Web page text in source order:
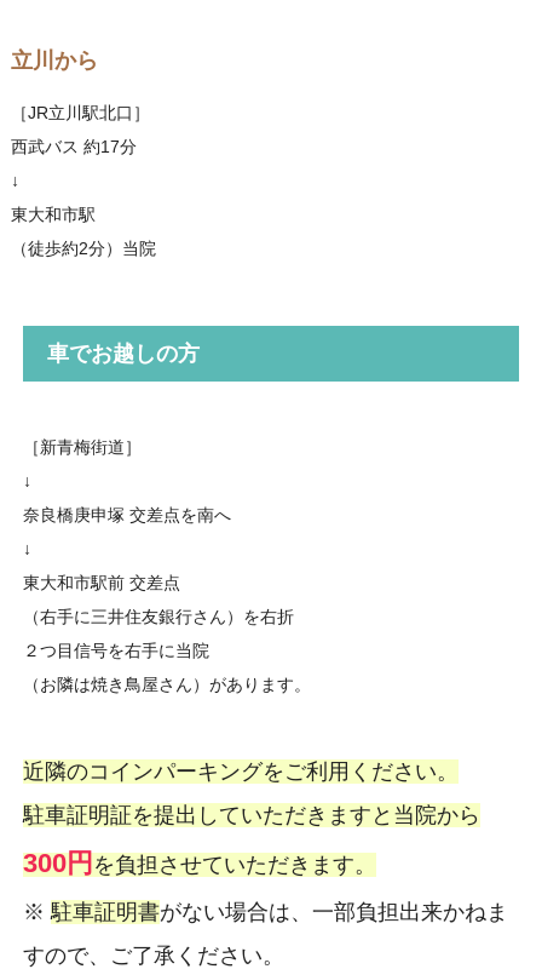
立川から
［JR立川駅北口］
西武バス 約17分
↓
東大和市駅
（徒歩約2分）当院
車でお越しの方
［新青梅街道］
↓
奈良橋庚申塚 交差点を南へ
↓
東大和市駅前 交差点
（右手に三井住友銀行さん）を右折
２つ目信号を右手に当院
（お隣は焼き鳥屋さん）があります。
近隣のコインパーキングをご利用ください。
駐車証明証を提出していただきますと当院から
300円を負担させていただきます。
※ 駐車証明書がない場合は、一部負担出来かねま
すので、ご了承ください。